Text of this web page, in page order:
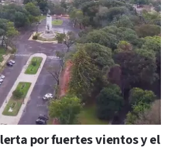
por fuertes vientos y el